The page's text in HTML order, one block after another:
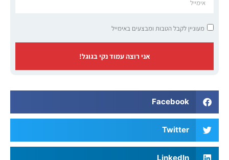
מעוניין לקבל הטבות ומבצעים באימייל
אני רוצה עמוד נקי בגוגל!
Facebook
Twitter
LinkedIn